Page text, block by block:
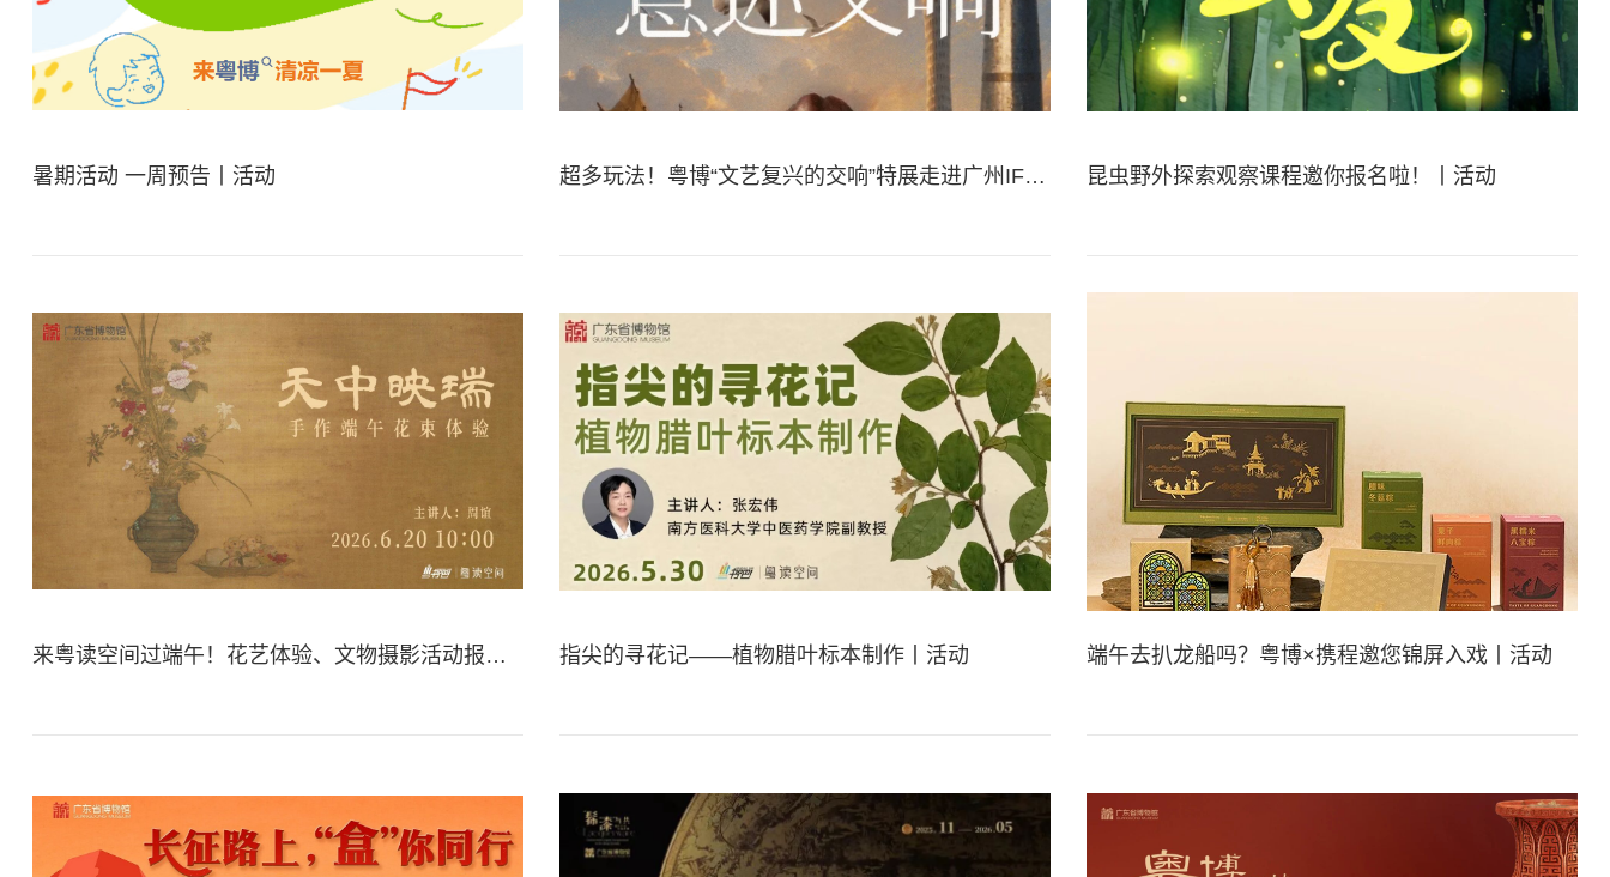
暑期活动 一周预告丨活动 超多玩法！粤博“文艺复兴的交响”特展走进广州IFC丨活动 昆虫野外探索观察课程邀你报名啦！丨活动
来粤读空间过端午！花艺体验、文物摄影活动报名 | 活动 指尖的寻花记——植物腊叶标本制作丨活动 端午去扒龙船吗？粤博×携程邀您锦屏入戏丨活动